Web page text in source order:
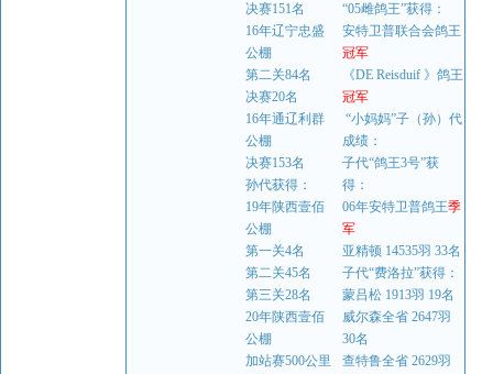
决赛151名
16年辽宁忠盛
公棚
第二关84名
决赛20名
16年通辽利群
公棚
决赛153名
孙代获得：
19年陕西壹佰
公棚
第一关4名
第二关45名
第三关28名
20年陕西壹佰
公棚
加站赛500公里
“05雌鸽王”获得：
安特卫普联合会鸽王
冠军
《DE Reisduif 》鸽王
冠军
“小妈妈”子（孙）代
成绩：
子代“鸽王3号”获
得：
06年安特卫普鸽王季
军
亚精顿 14535羽 33名
子代“费洛拉”获得：
蒙吕松 1913羽 19名
威尔森全省 2647羽
30名
查特鲁全省 2629羽